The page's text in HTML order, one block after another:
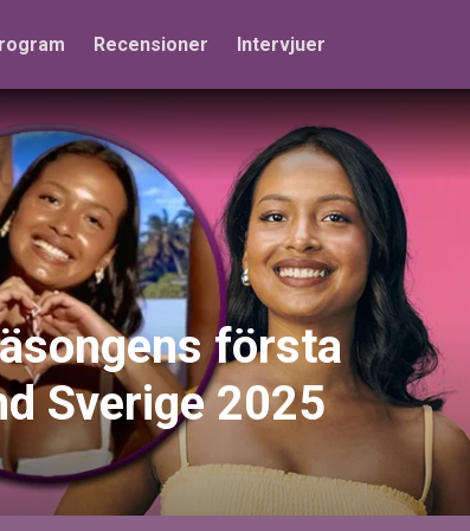
Recensioner Intervjuer
första
Sverige 2025